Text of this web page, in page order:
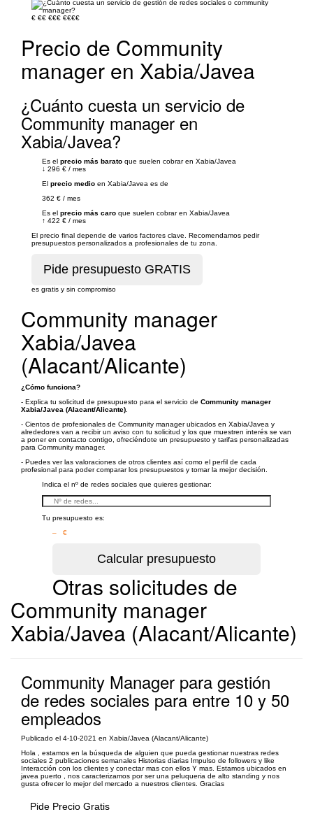
€ €€ €€€ €€€€
Precio de Community
manager en Xabia/Javea
¿Cuánto cuesta un servicio de
Community manager en
Xabia/Javea?
Es el precio más barato que suelen cobrar en Xabia/Javea
↓ 296 € / mes
El precio medio en Xabia/Javea es de
362 € / mes
Es el precio más caro que suelen cobrar en Xabia/Javea
↑ 422 € / mes
El precio final depende de varios factores clave. Recomendamos pedir
presupuestos personalizados a profesionales de tu zona.
es gratis y sin compromiso
Community manager
Xabia/Javea
(Alacant/Alicante)
¿Cómo funciona?
- Explica tu solicitud de presupuesto para el servicio de Community manager
Xabia/Javea (Alacant/Alicante)
- Cientos de profesionales de Community manager ubicados en Xabia/Javea y
alrededores van a recibir un aviso con tu solicitud y los que muestren interés se van
a poner en contacto contigo, ofreciéndote un presupuesto y tarifas personalizadas
para Community manager.
- Puedes ver las valoraciones de otros clientes así como el perfil de cada
profesional para poder comparar los presupuestos y tomar la mejor decisión.
Indica el nº de redes sociales que quieres gestionar:
Tu presupuesto es:
– €
Otras solicitudes de
Community manager
Xabia/Javea (Alacant/Alicante)
Community Manager para gestión
de redes sociales para entre 10 y 50
empleados
Publicado el 4-10-2021 en Xabia/Javea (Alacant/Alicante)
Hola , estamos en la búsqueda de alguien que pueda gestionar nuestras redes
sociales 2 publicaciones semanales Historias diarias Impulso de followers y like
Interacción con los clientes y conectar mas con ellos Y mas. Estamos ubicados en
javea puerto , nos caracterizamos por ser una peluqueria de alto standing y nos
gusta ofrecer lo mejor del mercado a nuestros clientes. Gracias
Pide Precio Gratis